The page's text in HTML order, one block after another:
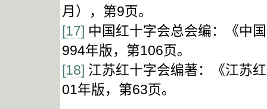
月），第9页。
[17] 中国红十字会总会编：《中
994年版，第106页。
[18] 江苏红十字会编著：《江苏
01年版，第63页。